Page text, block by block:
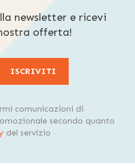
newsletter e ricevi
offerta!
ISCRIVITI
comunicazioni di
secondo quanto
del servizio